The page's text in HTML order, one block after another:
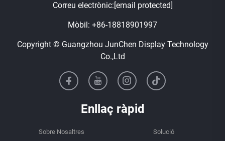
Correu electrònic: [email protected]
Mòbil: +86-18818901997
Copyright © Guangzhou JunChen Display Technology
Co.,Ltd
Enllaç ràpid
Sobre Nosaltres Solució